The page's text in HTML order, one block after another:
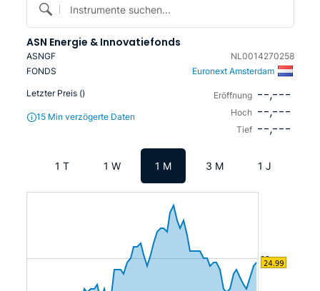
Instrumente suchen...
ASN Energie & Innovatiefonds
ASNGF
NL0014270258
FONDS
Euronext Amsterdam
Letzter Preis ()
15 Min verzögerte Daten
Eröffnung --,---
Hoch --,---
Tief --,---
1 T 1 W 1 M 3 M 1 J